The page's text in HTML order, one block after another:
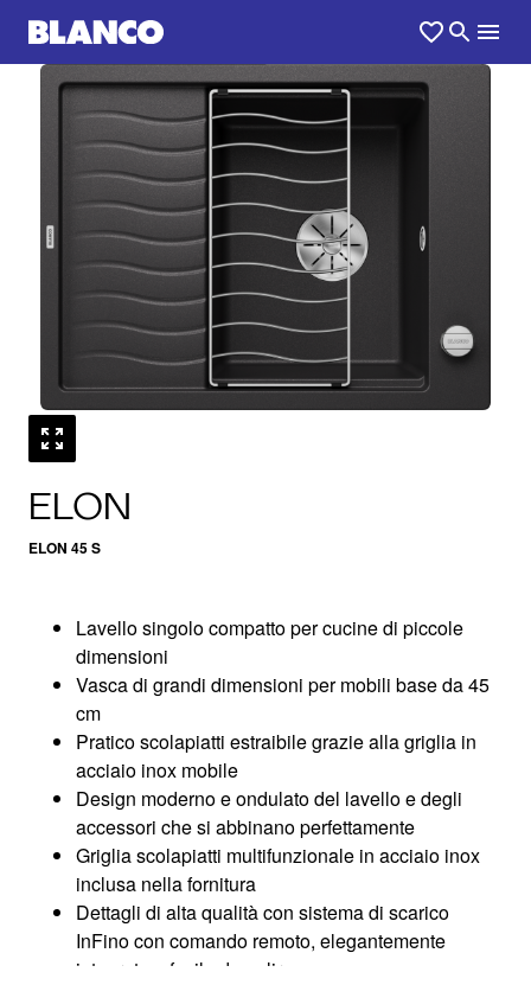
ELON
ELON 45 S
1 /0
Lavello singolo compatto per cucine di piccole
dimensioni
Vasca di grandi dimensioni per mobili base da 45
cm
Pratico scolapiatti estraibile grazie alla griglia in
acciaio inox mobile
Design moderno e ondulato del lavello e degli
accessori che si abbinano perfettamente
Griglia scolapiatti multifunzionale in acciaio inox
inclusa nella fornitura
Dettagli di alta qualità con sistema di scarico
InFino con comando remoto, elegantemente
integrato e facile da pulire